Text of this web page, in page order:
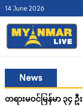
14 June 2026
News
တရားမဝင်မြန်မာ ၃၄